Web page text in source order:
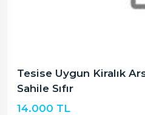
Tesise Uygun Kiralık
Sahile Sıfır
14.000 TL